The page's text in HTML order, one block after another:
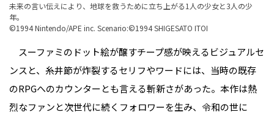
未来の言い伝えにより、地球を救うために立ち上がる1人の少女と3人の少
年。
©1994 Nintendo/APE inc. Scenario:©1994 SHIGESATO ITOI
スーファミのドット絵が醸すチープ感が映えるビジュアルセ
ンスと、糸井節が炸裂するセリフやワードには、当時の既存
のRPGへのカウンターとも言える斬新さがあった。本作は熱
烈なファンと次世代に続くフォロワーを生み、令和の世に